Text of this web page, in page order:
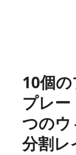
10個
プレー
つのウ
分割レ